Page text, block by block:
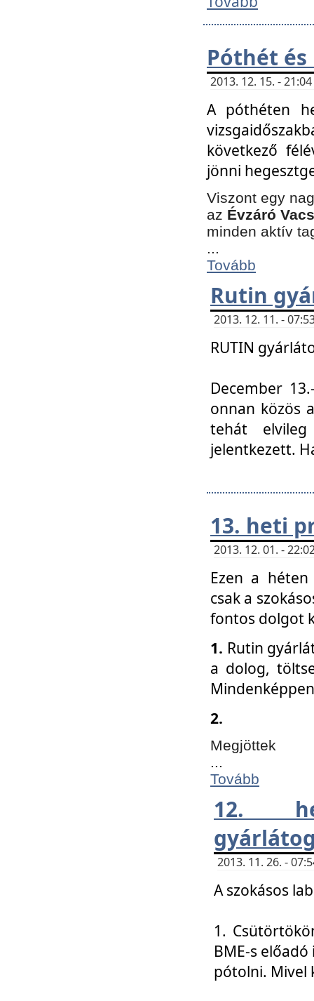
Póthét és
2013. 12. 15. -
A póthéten
következő
jönni
Viszont egy
az Évzáró
minden aktív
...
Tovább
Rutin
2013. 12. 11. -
RUTIN
December
onnan közös
tehát
jelentkezett.
13. heti
2013. 12. 01. -
Ezen a
csak a
fontos dolgot
1. Rutin
a dolog,
2.
Megjöttek
...
Tovább
12.
2013. 11. 26. -
A szokásos
1.
BME-s
pótolni. Mivel